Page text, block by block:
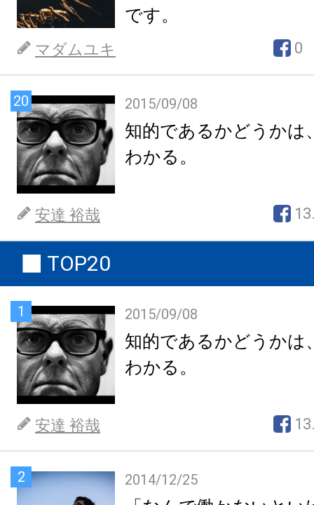
です。
マダムユキ 0
20 2015/09/08
知的であるかどうかは
わかる。
安達 裕哉
TOP20
1 2015/09/08
知的であるかどうかは
わかる。
安達 裕哉
2 2014/12/25